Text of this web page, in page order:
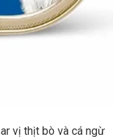
vị thịt bò và cá ngừ